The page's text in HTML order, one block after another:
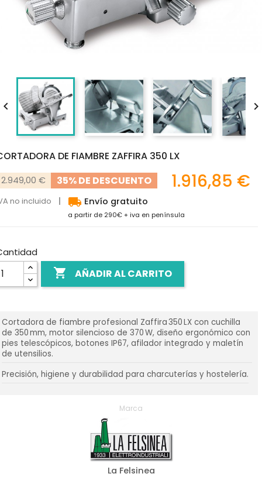
DE FIAMBRE ZAFFIRA 350 LX
2.949,00 € 35% DE DESCUENTO 1.916,85 €
no incluido local_shipping Envío gratuito
a partir de 290€ + iva en península
 AÑADIR AL CARRITO
Cortadora de fiambre profesional Zaffira 350 LX con cuchilla
de 350 mm, motor silencioso de 370 W, diseño ergonómico con
pies telescópicos, botones IP67, afilador integrado y maletín
de utensilios.
Precisión, higiene y durabilidad para charcuterías y hostelería.
Marca
La Felsinea